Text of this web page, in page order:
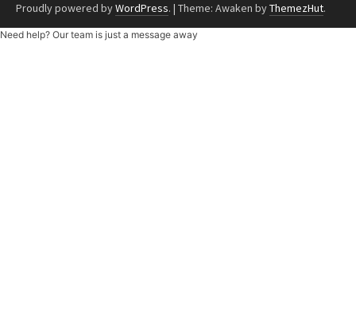
Proudly powered byWordPress. | Theme: Awaken byThemezHut.
Need help? Our team is just a message away